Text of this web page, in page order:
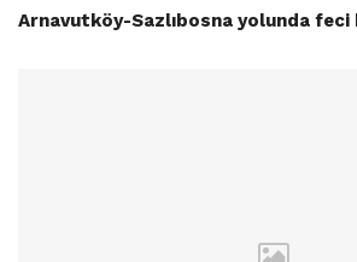
Arnavutköy-Sazlıbosna yolunda feci